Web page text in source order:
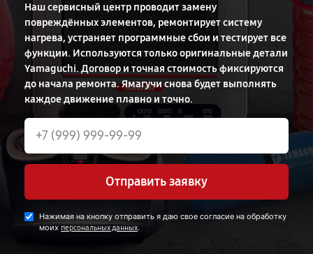
Наш сервисный центр проводит замену
повреждённых элементов, ремонтирует систему
нагрева, устраняет программные сбои и тестирует все
функции. Используются только оригинальные детали
Yamaguchi. Договор и точная стоимость фиксируются
до начала ремонта. Ямагучи снова будет выполнять
каждое движение плавно и точно.
Отправить заявку
Нажимая на кнопку отправить я даю свое согласие на обработку
моих персональных данных.